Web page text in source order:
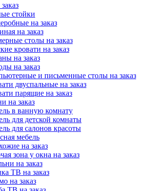
стойки
на заказ
на заказ
столы на заказ
кровати на заказ
на заказ
на заказ
и письменные столы на заказ
двуспальные на заказ
парящие на заказ
на заказ
в ванную комнату
для детской комнаты
для салонов красоты
мебель
на заказ
зона у окна на заказ
на заказ
ТВ на заказ
на заказ